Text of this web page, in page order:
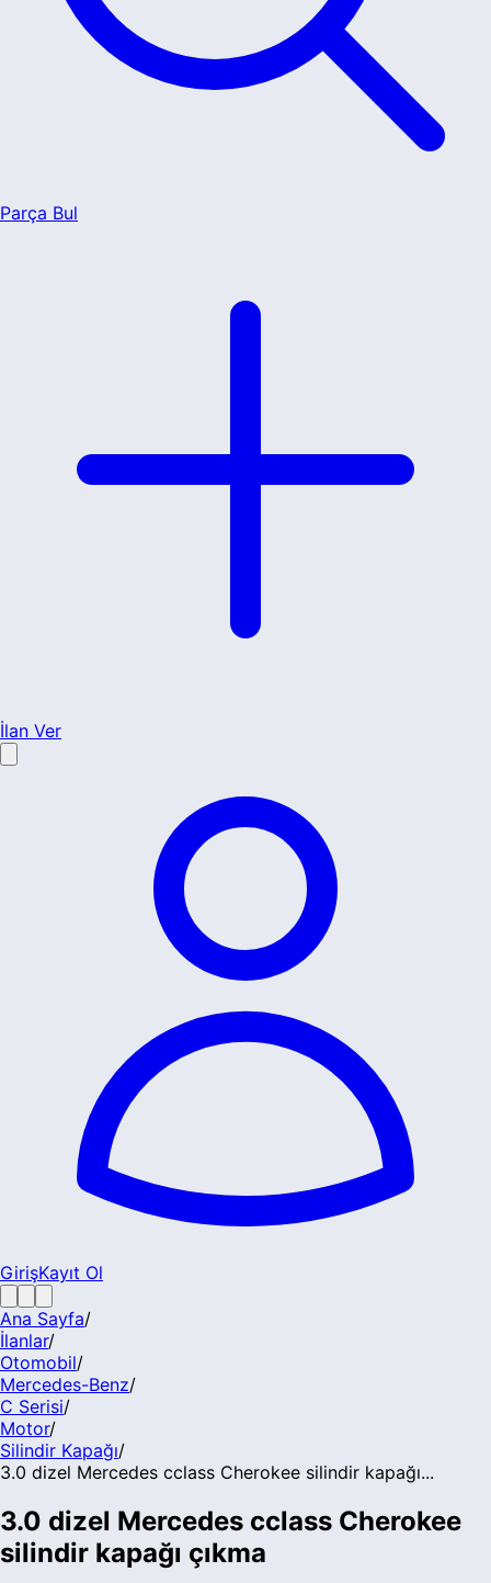
Parça Bul
İlan Ver
GirişKayıt Ol
Ana Sayfa/
İlanlar/
Otomobil/
Mercedes-Benz/
C Serisi/
Motor/
Silindir Kapağı/
3.0 dizel Mercedes cclass Cherokee silindir kapağı...
3.0 dizel Mercedes cclass Cherokee
silindir kapağı çıkma